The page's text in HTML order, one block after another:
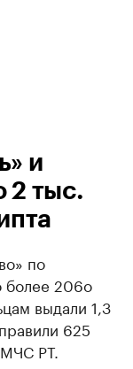
и
2 тыс.
по
более 206о
выдали 1,3
625
РТ.